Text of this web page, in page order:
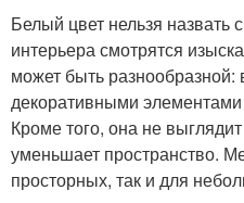
Белый цвет нельзя
интерьера смотрятся
может быть
декоративными
Кроме того, она не
уменьшает пространство.
просторных, так и для